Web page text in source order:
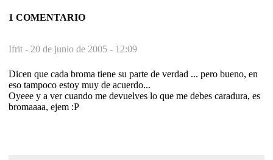
1 COMENTARIO
Ifrit - 20 de junio de 2005 - 12:09
Dicen que cada broma tiene su parte de verdad ... pero bueno, en
eso tampoco estoy muy de acuerdo...
Oyeee y a ver cuando me devuelves lo que me debes caradura, es
bromaaaa, ejem :P